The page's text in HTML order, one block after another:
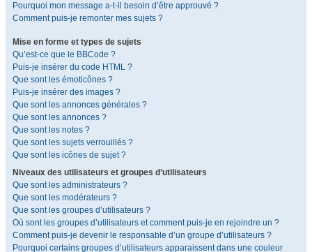
Pourquoi mon message a-t-il besoin d’être approuvé ?
Comment puis-je remonter mes sujets ?
Mise en forme et types de sujets
Qu’est-ce que le BBCode ?
Puis-je insérer du code HTML ?
Que sont les émoticônes ?
Puis-je insérer des images ?
Que sont les annonces générales ?
Que sont les annonces ?
Que sont les notes ?
Que sont les sujets verrouillés ?
Que sont les icônes de sujet ?
Niveaux des utilisateurs et groupes d’utilisateurs
Que sont les administrateurs ?
Que sont les modérateurs ?
Que sont les groupes d’utilisateurs ?
Où sont les groupes d’utilisateurs et comment puis-je en rejoindre un ?
Comment puis-je devenir le responsable d’un groupe d’utilisateurs ?
Pourquoi certains groupes d’utilisateurs apparaissent dans une couleur